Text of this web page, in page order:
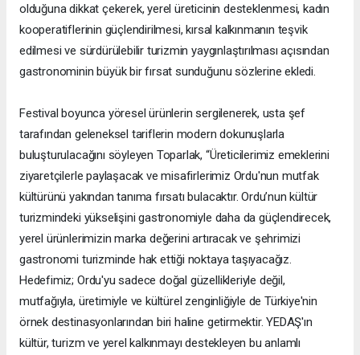
olduğuna dikkat çekerek, yerel üreticinin desteklenmesi, kadın
kooperatiflerinin güçlendirilmesi, kırsal kalkınmanın teşvik
edilmesi ve sürdürülebilir turizmin yaygınlaştırılması açısından
gastronominin büyük bir fırsat sunduğunu sözlerine ekledi.
Festival boyunca yöresel ürünlerin sergilenerek, usta şef
tarafından geleneksel tariflerin modern dokunuşlarla
buluşturulacağını söyleyen Toparlak, “Üreticilerimiz emeklerini
ziyaretçilerle paylaşacak ve misafirlerimiz Ordu'nun mutfak
kültürünü yakından tanıma fırsatı bulacaktır. Ordu’nun kültür
turizmindeki yükselişini gastronomiyle daha da güçlendirecek,
yerel ürünlerimizin marka değerini artıracak ve şehrimizi
gastronomi turizminde hak ettiği noktaya taşıyacağız.
Hedefimiz; Ordu'yu sadece doğal güzellikleriyle değil,
mutfağıyla, üretimiyle ve kültürel zenginliğiyle de Türkiye'nin
örnek destinasyonlarından biri haline getirmektir. YEDAŞ'ın
kültür, turizm ve yerel kalkınmayı destekleyen bu anlamlı